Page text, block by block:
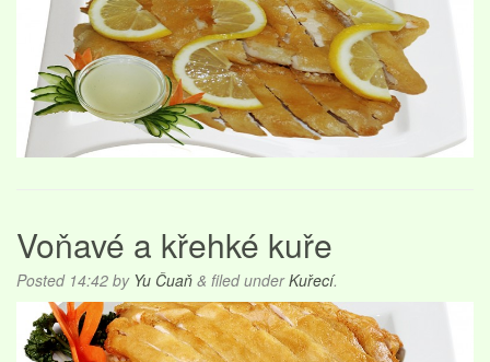
Voňavé a křehké kuře
Posted 14:42 by Yu Čuaň & filed underKuřecí.